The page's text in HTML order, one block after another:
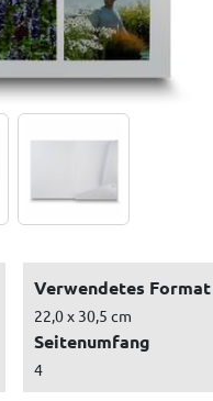
Verwendetes Format
22,0 x 30,5 cm
Seitenumfang
4